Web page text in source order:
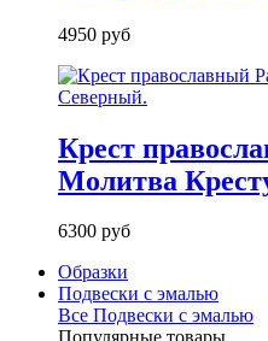
4950 руб
Крест
Молитва
6300 руб
Образки
Подвески с эмалью
Все Подвески с эмалью